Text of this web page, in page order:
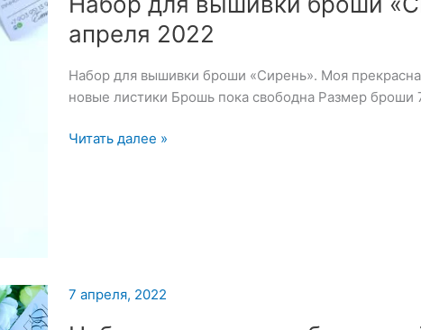
8
апреля
апреля 2022
Набор для вышивки броши «Сирень». Моя
новые листики Брошь пока свободна Размер броши
Набор
апреля
Читать далее »
7 апреля, 2022